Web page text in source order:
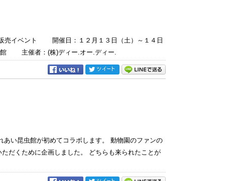
イベント 開催日：１２月１３日（土）～１４日
主催者：(株)ディー.オー.ディー.
あい昆虫館が初めてコラボします。 動物園のファンの
だくために企画しました。 どちらも来られたことが